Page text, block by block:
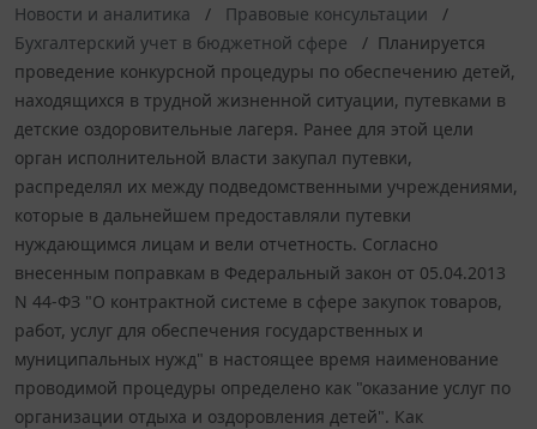
Новости и аналитика
Правовые консультации
Бухгалтерский учет в бюджетной сфере
Планируется
проведение конкурсной процедуры по обеспечению детей,
находящихся в трудной жизненной ситуации, путевками в
детские оздоровительные лагеря. Ранее для этой цели
орган исполнительной власти закупал путевки,
распределял их между подведомственными учреждениями,
которые в дальнейшем предоставляли путевки
нуждающимся лицам и вели отчетность. Согласно
внесенным поправкам в Федеральный закон от 05.04.2013
N 44-ФЗ "О контрактной системе в сфере закупок товаров,
работ, услуг для обеспечения государственных и
муниципальных нужд" в настоящее время наименование
проводимой процедуры определено как "оказание услуг по
организации отдыха и оздоровления детей". Как